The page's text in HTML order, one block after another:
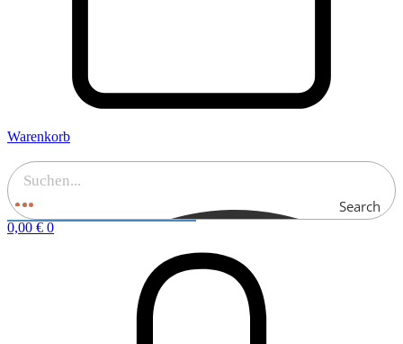
Warenkorb
Search
0,00 € 0